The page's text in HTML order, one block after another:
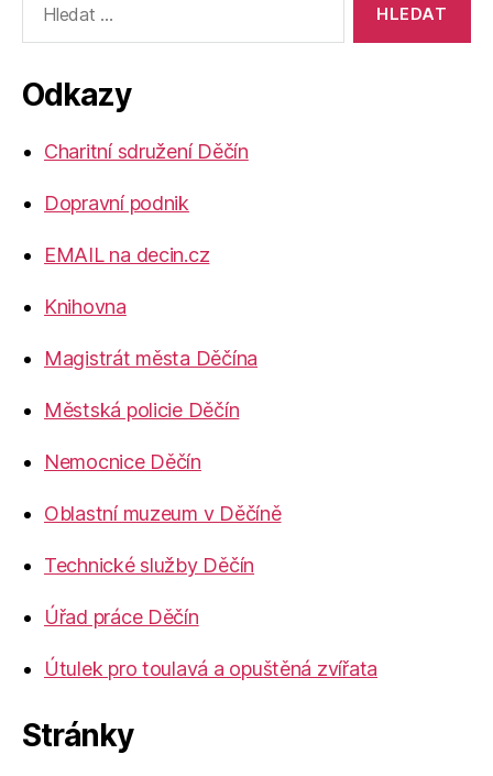
vyhledávání:
Odkazy
Charitní sdružení Děčín
Dopravní podnik
EMAIL na decin.cz
Knihovna
Magistrát města Děčína
Městská policie Děčín
Nemocnice Děčín
Oblastní muzeum v Děčíně
Technické služby Děčín
Úřad práce Děčín
Útulek pro toulavá a opuštěná zvířata
Stránky